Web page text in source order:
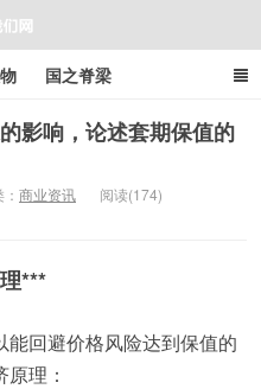
网
国之脊梁
在线工具箱
影响，论述套期保值的
商业资讯
阅读(174)
***
能回避价格风险达到保值的
理：